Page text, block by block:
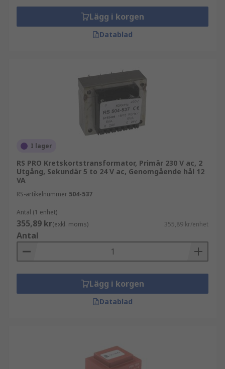
Lägg i korgen
Datablad
I lager
RS PRO Kretskortstransformator, Primär 230 V ac, 2
Utgång, Sekundär 5 to 24 V ac, Genomgående hål 12
VA
RS-artikelnummer 504-537
Antal (1 enhet)
355,89 kr(exkl. moms) 355,89 kr/enhet
Antal
Lägg i korgen
Datablad